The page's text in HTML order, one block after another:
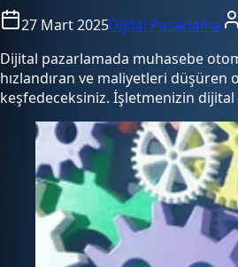
27 Mart 2025Dijital Pazarlama
Dijital pazarlamada muhasebe
hızlandıran ve maliyetleri
keşfedeceksiniz. İşletmenizin